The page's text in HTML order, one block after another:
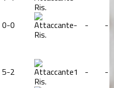
Ris.
0-0
Ris.
- - -
5-2
Ris.
1 - -